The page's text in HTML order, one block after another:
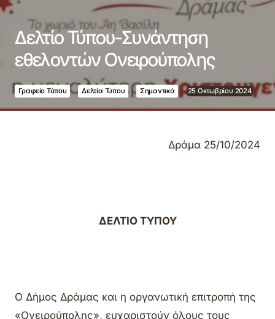
Δελτίο Τύπου-Συνάντηση
εθελοντών Ονειρούπολης
Γραφείο Τύπου Δελτία Τύπου Σημαντικά 25 Οκτωβρίου 2024
Δράμα 25/10/2024
ΔΕΛΤΙΟ ΤΥΠΟΥ
Ο Δήμος Δράμας και η οργανωτική επιτροπή της
«Ονειρούπολης», ευχαριστούν όλους τους